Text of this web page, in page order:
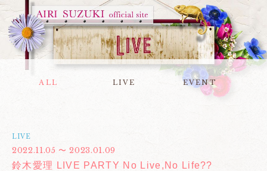
ALL LIVE EVENT
LIVE
2022.11.05 〜 2023.01.09
鈴木愛理 LIVE PARTY No Live,No Life??